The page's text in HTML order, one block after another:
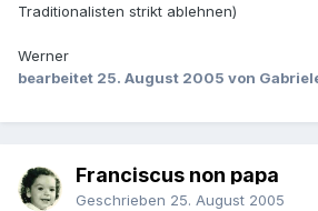
Traditionalisten strikt ablehnen)
Werner
bearbeitet 25. August 2005 von
Franciscus non papa
Geschrieben 25. August 2005